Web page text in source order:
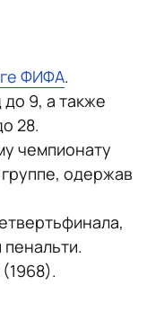
ФИФА.
9, а также
28.
чемпионату
одержав